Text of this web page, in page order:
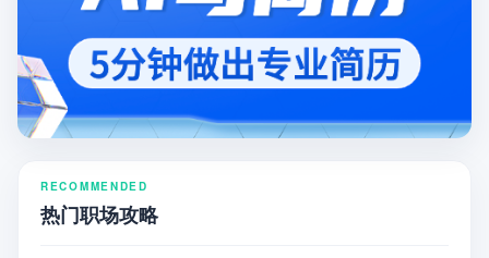
RECOMMENDED
热门职场攻略